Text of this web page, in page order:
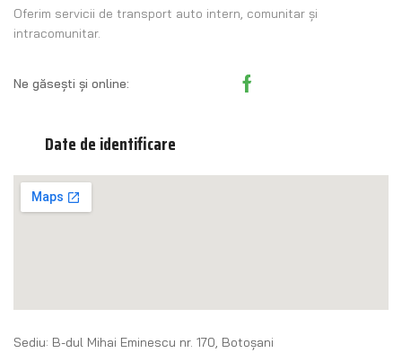
Oferim servicii de transport auto intern, comunitar și
intracomunitar.
Ne găsești și online:
Date de identificare
Sediu: B-dul Mihai Eminescu nr. 170, Botoșani